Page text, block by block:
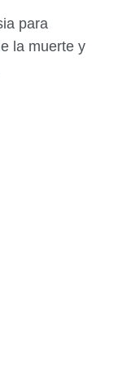
para
la muerte y